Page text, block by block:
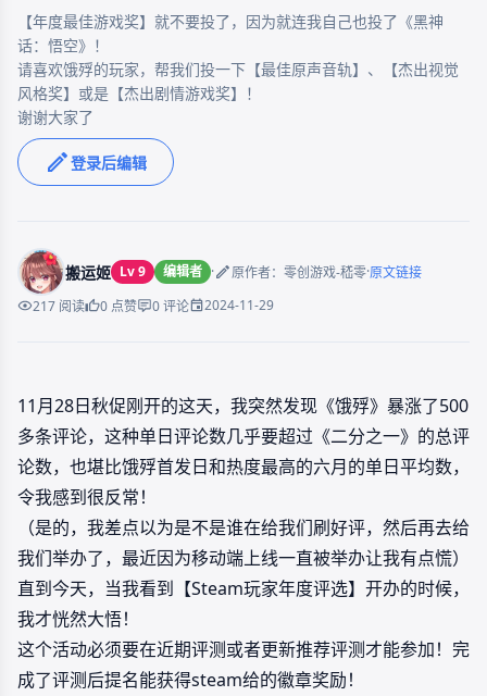
【年度最佳游戏奖】就不要投了，因为就连我自己也投了《黑神
话：悟空》！
请喜欢饿殍的玩家，帮我们投一下【最佳原声音轨】、【杰出视觉
风格奖】或是【杰出剧情游戏奖】！
谢谢大家了
登录后编辑
搬运姬 Lv 9 编辑者 · 原作者：零创游戏-嵇零·原文链接
217 阅读
0 点赞 0 评论 2024-11-29
11月28日秋促刚开的这天，我突然发现《饿殍》暴涨了500
多条评论，这种单日评论数几乎要超过《二分之一》的总评
论数，也堪比饿殍首发日和热度最高的六月的单日平均数，
令我感到很反常！
（是的，我差点以为是不是谁在给我们刷好评，然后再去给
我们举办了，最近因为移动端上线一直被举办让我有点慌）
直到今天，当我看到【Steam玩家年度评选】开办的时候，
我才恍然大悟！
这个活动必须要在近期评测或者更新推荐评测才能参加！完
成了评测后提名能获得steam给的徽章奖励！